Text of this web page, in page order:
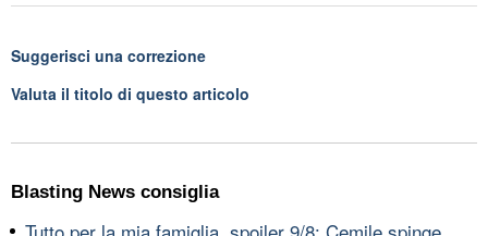
Suggerisci una correzione
Valuta il titolo di questo articolo
Blasting News consiglia